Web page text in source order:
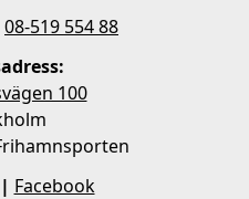
08-519 554 88
100
| Facebook